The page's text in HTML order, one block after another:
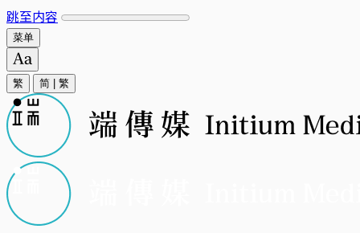
跳至内容
菜单
繁 简 繁